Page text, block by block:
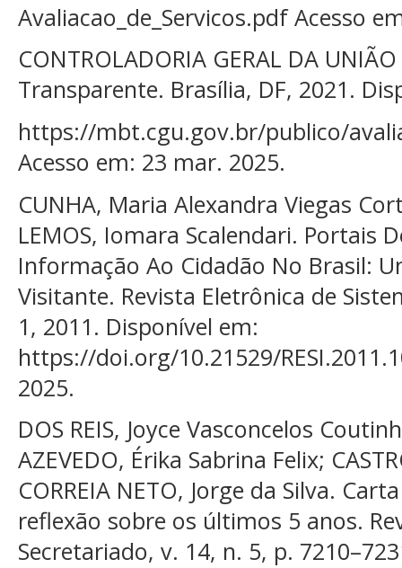
Avaliacao_de_Servicos.pdf Acesso
CONTROLADORIA GERAL DA
Transparente. Brasília, DF, 2021.
https://mbt.cgu.gov.br/publico/
Acesso em: 23 mar. 2025.
CUNHA, Maria Alexandra Viegas
LEMOS, Iomara Scalendari. Portais
Informação Ao Cidadão No Brasil:
Visitante. Revista Eletrônica de
1, 2011. Disponível em:
https://doi.org/10.21529/
2025.
DOS REIS, Joyce Vasconcelos
AZEVEDO, Érika Sabrina Felix;
CORREIA NETO, Jorge da Silva.
reflexão sobre os últimos 5 anos.
Secretariado, v. 14, n. 5, p.